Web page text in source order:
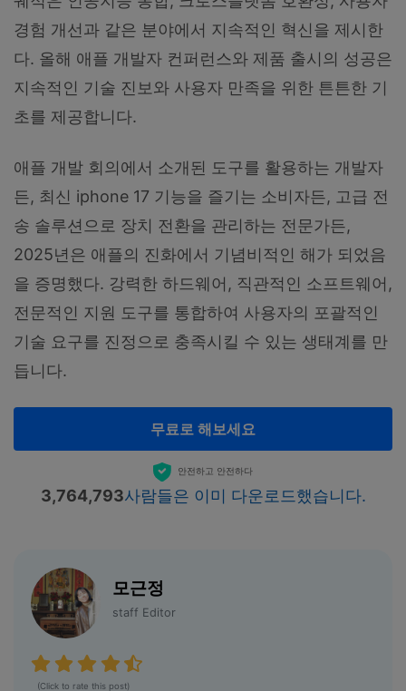
경험 개선과 같은 분야에서 지속적인 혁신을 제시한
다. 올해 애플 개발자 컨퍼런스와 제품 출시의 성공은
지속적인 기술 진보와 사용자 만족을 위한 튼튼한 기
초를 제공합니다.
애플 개발 회의에서 소개된 도구를 활용하는 개발자
든, 최신 iphone 17 기능을 즐기는 소비자든, 고급 전
송 솔루션으로 장치 전환을 관리하는 전문가든,
2025년은 애플의 진화에서 기념비적인 해가 되었음
을 증명했다. 강력한 하드웨어, 직관적인 소프트웨어,
전문적인 지원 도구를 통합하여 사용자의 포괄적인
기술 요구를 진정으로 충족시킬 수 있는 생태계를 만
듭니다.
무료로 해보세요
안전하고 안전하다
3,764,793사람들은 이미 다운로드했습니다.
모근정
staff Editor
(Click to rate this post)